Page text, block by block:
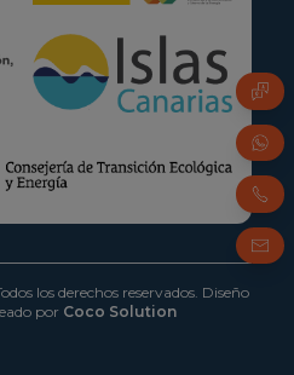
los derechos reservados. Diseño
por Coco Solution